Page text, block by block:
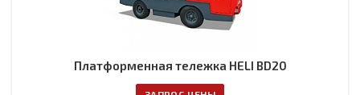
Платформенная тележка HELI BD20